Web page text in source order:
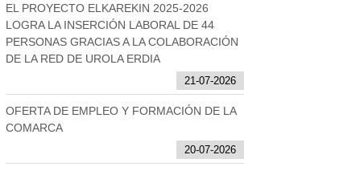
EL PROYECTO ELKAREKIN 2025-2026
LOGRA LA INSERCIÓN LABORAL DE 44
PERSONAS GRACIAS A LA COLABORACIÓN
DE LA RED DE UROLA ERDIA
21-07-2026
OFERTA DE EMPLEO Y FORMACIÓN DE LA
COMARCA
20-07-2026